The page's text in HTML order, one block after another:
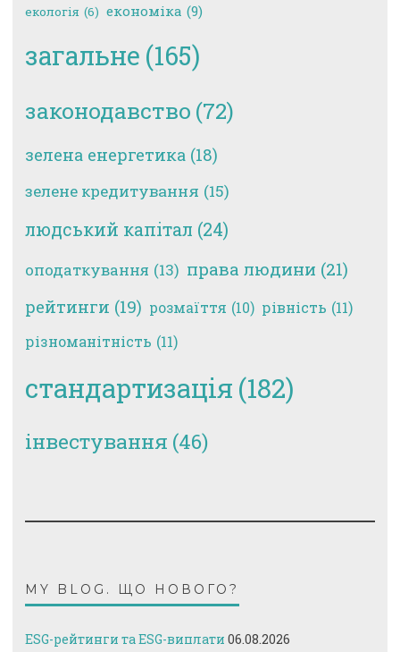
екологія (6) економіка (9)
загальне (165)
законодавство (72)
зелена енергетика (18)
зелене кредитування (15)
людський капітал (24)
оподаткування (13) права людини (21)
рейтинги (19) розмаїття (10) рівність (11)
різноманітність (11)
стандартизація (182)
інвестування (46)
MY BLOG. ЩО НОВОГО?
ESG-рейтинги та ESG-виплати 06.08.2026